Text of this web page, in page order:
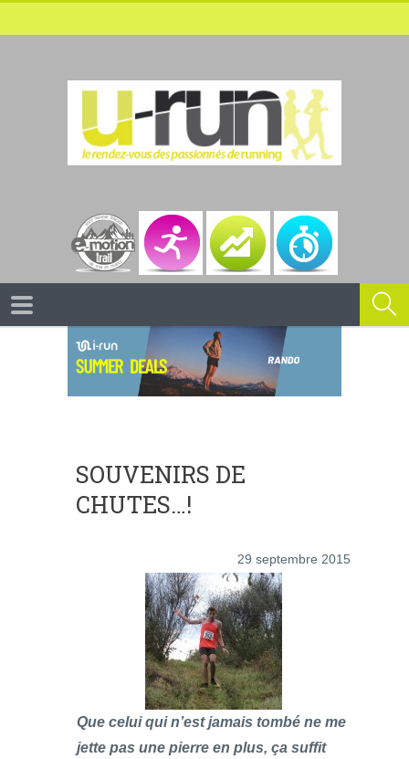
SOUVENIRS DE
CHUTES…!
29 septembre 2015
Que celui qui n’est jamais tombé ne me
jette pas une pierre en plus, ça suffit